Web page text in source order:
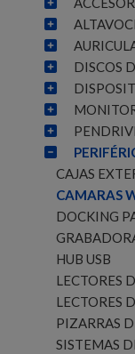
DISCOS
CAJAS
CAMARAS
DOCKING
HUB USB
LECTORES
LECTORES
PIZARRAS
SISTEMAS